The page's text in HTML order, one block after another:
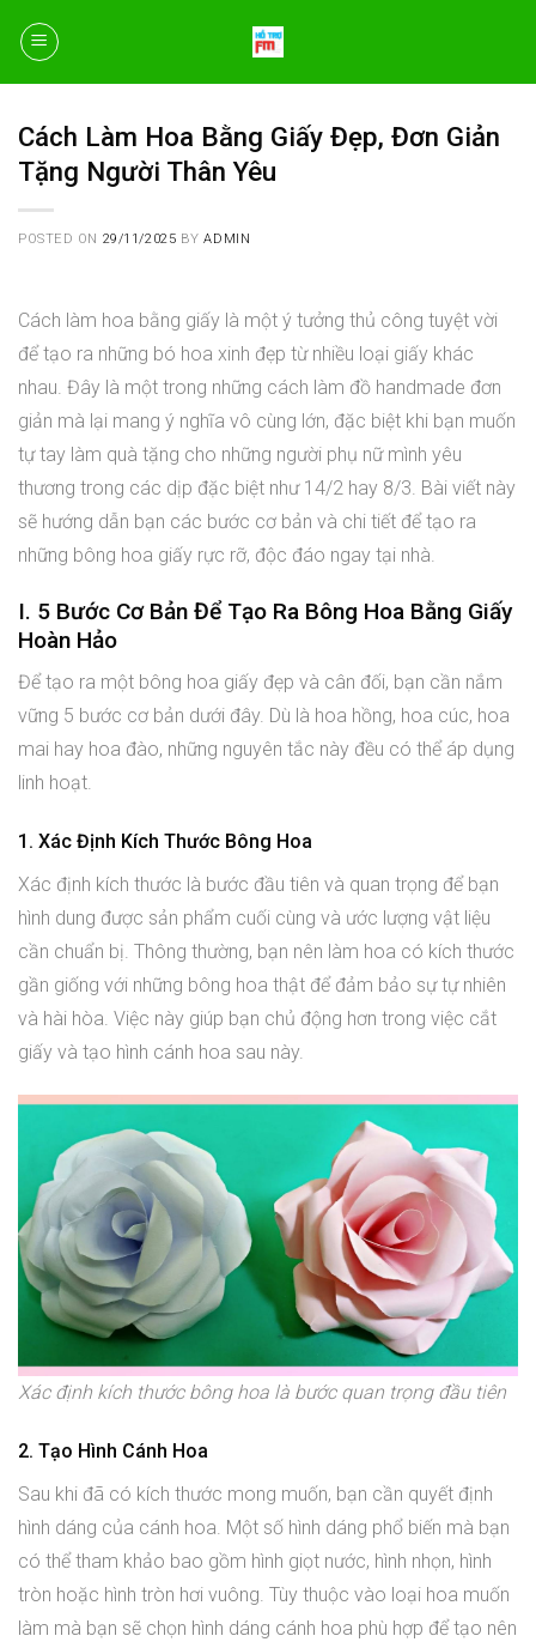
content
Cách Làm Hoa Bằng Giấy Đẹp, Đơn Giản
Tặng Người Thân Yêu
POSTED ON 29/11/2025 BYADMIN
Cách làm hoa bằng giấy là một ý tưởng thủ công tuyệt vời
để tạo ra những bó hoa xinh đẹp từ nhiều loại giấy khác
nhau. Đây là một trong những cách làm đồ handmade đơn
giản mà lại mang ý nghĩa vô cùng lớn, đặc biệt khi bạn muốn
tự tay làm quà tặng cho những người phụ nữ mình yêu
thương trong các dịp đặc biệt như 14/2 hay 8/3. Bài viết này
sẽ hướng dẫn bạn các bước cơ bản và chi tiết để tạo ra
những bông hoa giấy rực rỡ, độc đáo ngay tại nhà.
I. 5 Bước Cơ Bản Để Tạo Ra Bông Hoa Bằng Giấy
Hoàn Hảo
Để tạo ra một bông hoa giấy đẹp và cân đối, bạn cần nắm
vững 5 bước cơ bản dưới đây. Dù là hoa hồng, hoa cúc, hoa
mai hay hoa đào, những nguyên tắc này đều có thể áp dụng
linh hoạt.
1. Xác Định Kích Thước Bông Hoa
Xác định kích thước là bước đầu tiên và quan trọng để bạn
hình dung được sản phẩm cuối cùng và ước lượng vật liệu
cần chuẩn bị. Thông thường, bạn nên làm hoa có kích thước
gần giống với những bông hoa thật để đảm bảo sự tự nhiên
và hài hòa. Việc này giúp bạn chủ động hơn trong việc cắt
giấy và tạo hình cánh hoa sau này.
Xác định kích thước bông hoa là bước quan trọng đầu tiên
2. Tạo Hình Cánh Hoa
Sau khi đã có kích thước mong muốn, bạn cần quyết định
hình dáng của cánh hoa. Một số hình dáng phổ biến mà bạn
có thể tham khảo bao gồm hình giọt nước, hình nhọn, hình
tròn hoặc hình tròn hơi vuông. Tùy thuộc vào loại hoa muốn
làm mà bạn sẽ chọn hình dáng cánh hoa phù hợp để tạo nên